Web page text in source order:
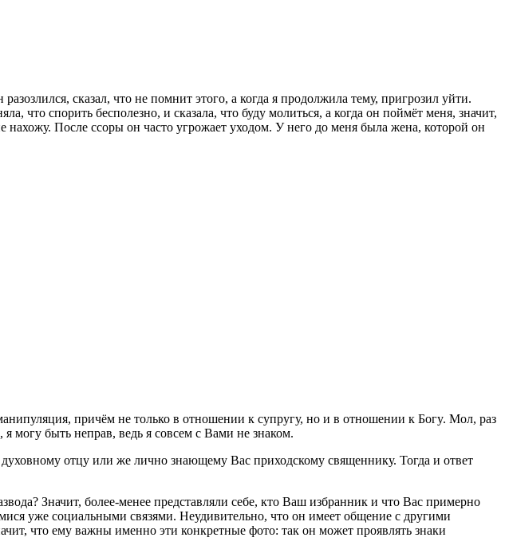
сказал, что не помнит этого, а когда я продолжила тему, пригрозил уйти.
что спорить бесполезно, и сказала, что буду молиться, а когда он поймёт меня, значит,
После ссоры он часто угрожает уходом. У него до меня была жена, которой он
причём не только в отношении к супругу, но и в отношении к Богy. Мол, раз
могу быть неправ, ведь я совсем с Вами не знаком.
отцу или же лично знающему Вас приходскому священнику. Тогда и ответ
Значит, более-менее представляли себе, кто Ваш избранник и что Вас примерно
уже социальными связями. Неудивительно, что он имеет общение с другими
что ему важны именно эти конкретные фото: так он может проявлять знаки